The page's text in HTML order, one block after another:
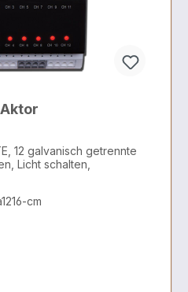
12 galvanisch getrennte
Licht schalten,
cm